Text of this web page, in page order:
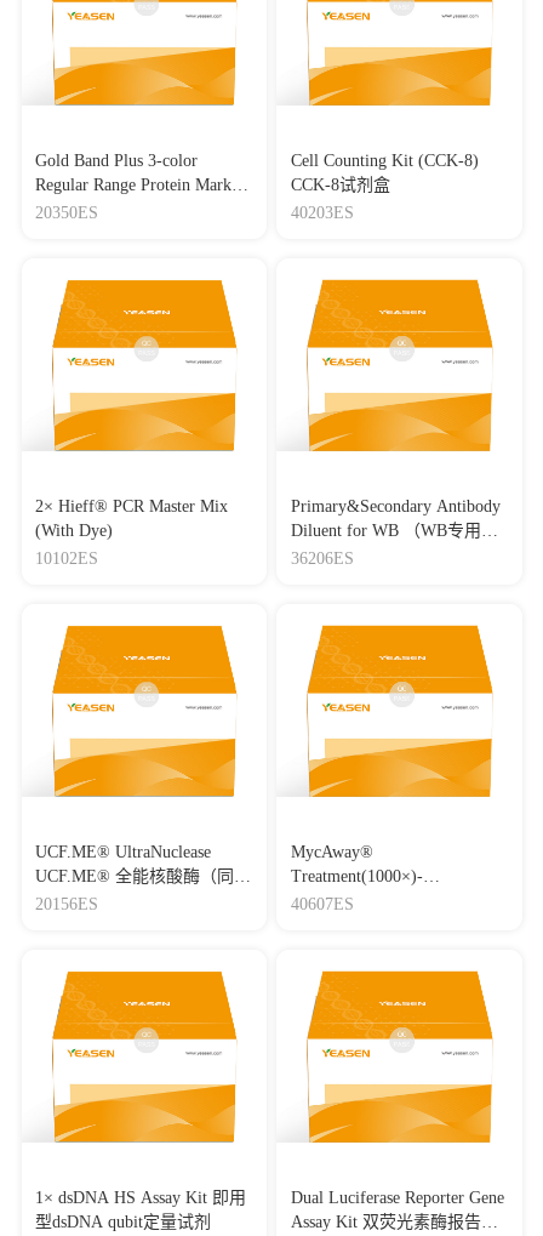
Gold Band Plus 3-color
Regular Range Protein Marker
(8-180 kDa) 三色预染蛋白质
20350ES
Cell Counting Kit (CCK-8)
CCK-8试剂盒
40203ES
2× Hieff® PCR Master Mix
(With Dye)
10102ES
Primary&Secondary Antibody
Diluent for WB （WB专用一
抗二抗稀释液）
36206ES
UCF.ME® UltraNuclease
UCF.ME® 全能核酸酶（同
Benzonase）
20156ES
MycAway®
Treatment(1000×)-
Mycoplasma Elimination
40607ES
1× dsDNA HS Assay Kit 即用
型dsDNA qubit定量试剂
Dual Luciferase Reporter Gene
Assay Kit 双荧光素酶报告基